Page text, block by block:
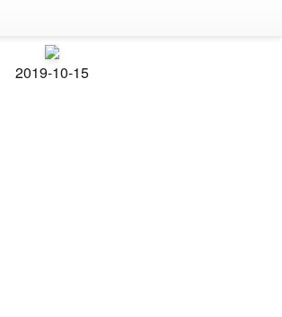
2019-10-15